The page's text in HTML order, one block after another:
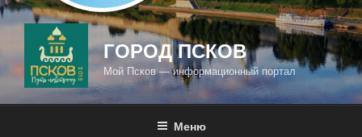
ГОРОД ПСКОВ
Мой Псков — информационный портал
Меню